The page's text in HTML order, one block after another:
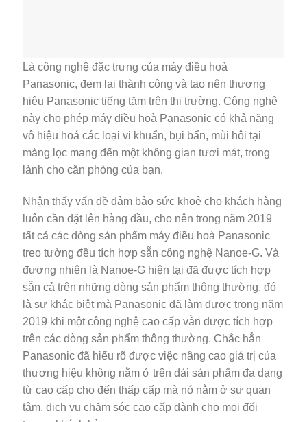
Là công nghệ đặc trưng của máy điều hoà
Panasonic, đem lại thành công và tạo nên thương
hiệu Panasonic tiếng tăm trên thị trường. Công nghệ
này cho phép máy điều hoà Panasonic có khả năng
vô hiệu hoá các loại vi khuẩn, bụi bẩn, mùi hôi tại
màng lọc mang đến một không gian tươi mát, trong
lành cho căn phòng của bạn.
Nhận thấy vấn đề đảm bảo sức khoẻ cho khách hàng
luôn cần đặt lên hàng đầu, cho nên trong năm 2019
tất cả các dòng sản phẩm máy điều hoà Panasonic
treo tường đều tích hợp sẵn công nghệ Nanoe-G. Và
đương nhiên là Nanoe-G hiện tại đã được tích hợp
sẵn cả trên những dòng sản phẩm thông thường, đó
là sự khác biệt mà Panasonic đã làm được trong năm
2019 khi một công nghệ cao cấp vẫn được tích hợp
trên các dòng sản phẩm thông thường. Chắc hẳn
Panasonic đã hiểu rõ được việc nâng cao giá trị của
thương hiệu không nằm ở trên dải sản phẩm đa dạng
từ cao cấp cho đến thấp cấp mà nó nằm ở sự quan
tâm, dịch vụ chăm sóc cao cấp dành cho mọi đối